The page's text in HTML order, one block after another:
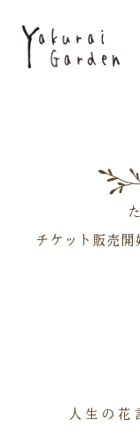
チケット販売開
人生の花